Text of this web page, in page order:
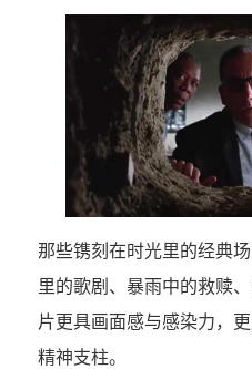
那些镌刻在时光里的经典
里的歌剧、暴雨中的救赎
片更具画面感与感染力，
精神支柱。